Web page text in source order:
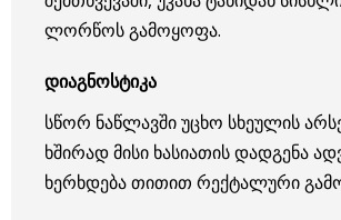
ლორწოს გამოყოფა.
დიაგნოსტიკა
სწორ ნაწლავში უცხო სხეულის
ხშირად მისი ხასიათის დადგენა
ხერხდება თითით რექტალური